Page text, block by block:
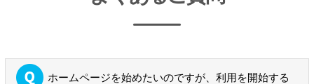
ホームページを始めたいのですが、利用を開始する